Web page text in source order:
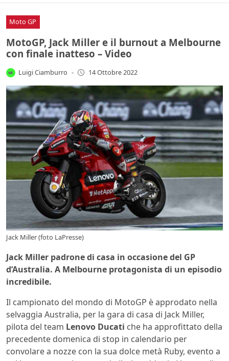
Moto GP
MotoGP, Jack Miller e il burnout a Melbourne
con finale inatteso – Video
Luigi Ciamburro - 14 Ottobre 2022
Jack Miller (foto LaPresse)
Jack Miller padrone di casa in occasione del GP
d’Australia. A Melbourne protagonista di un episodio
incredibile.
Il campionato del mondo di MotoGP è approdato nella
selvaggia Australia, per la gara di casa di Jack Miller,
pilota del team Lenovo Ducati che ha approfittato della
precedente domenica di stop in calendario per
convolare a nozze con la sua dolce metà Ruby, evento a